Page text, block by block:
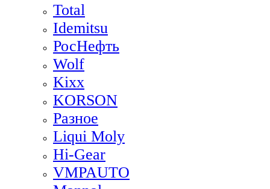
Total
Idemitsu
РосНефть
Wolf
Kixx
KORSON
Разное
Liqui Moly
Hi-Gear
VMPAUTO